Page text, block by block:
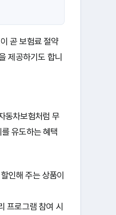
곧 보험료 절약
제공하기도 합니
동차보험처럼 무
유도하는 혜택
인해 주는 상품이
프로그램 참여 시